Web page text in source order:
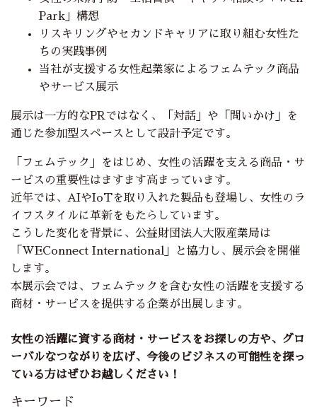
Park」構想
リスキリングやセカンドキャリアに取り組む女性た
ちの実践事例
当社が支援する女性起業家によるフェムテック商品
やサービス展示
展示は一方的なPRではなく、「対話」や「問いかけ」を
通じた参加型スペースとして設計予定です。
「フェムテック」をはじめ、女性の活躍を支える商品・サ
ービスの重要性はますます高まっています。
近年では、AIやIoTを取り入れた製品も登場し、女性のラ
イフスタイルに革新をもたらしています。
こうした変化を背景に、公益財団法人大阪産業局は
「WEConnect International」と協力し、展示会を開催
します。
本展示会では、フェムテックを含む女性の活躍を支援する
商材・サービスを提供する企業が出展します。
女性の活躍に資する商材・サービスをお探しの方や、グロ
ーバルなつながりを広げ、今後のビジネスの可能性を探っ
ている方はぜひお越しください！
キーワード